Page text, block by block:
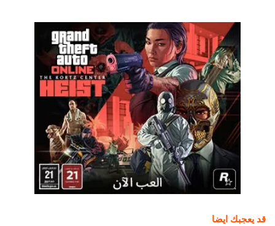
قد يعجبك ايضا